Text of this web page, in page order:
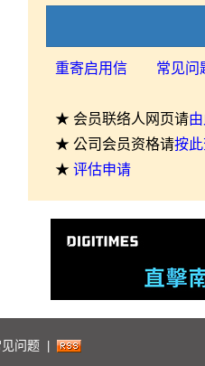
重寄启用信 常见问
★ 会员联络人网页请
★ 公司会员资格请按
★ 评估申请
见问题